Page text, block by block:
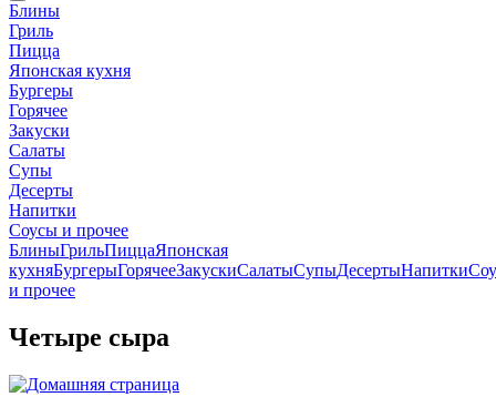
Блины
Гриль
Пицца
Японская кухня
Бургеры
Горячее
Закуски
Салаты
Супы
Десерты
Напитки
Соусы и прочее
БлиныГрильПиццаЯпонская
кухняБургерыГорячееЗакускиСалатыСупыДесертыНапитки
и прочее
Четыре сыра